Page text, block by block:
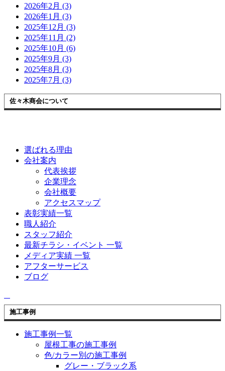
2026年2月 (3)
2026年1月 (3)
2025年12月 (3)
2025年11月 (2)
2025年10月 (6)
2025年9月 (3)
2025年8月 (3)
2025年7月 (3)
佐々木商会について
選ばれる理由
会社案内
代表挨拶
企業理念
会社概要
アクセスマップ
表彰実績一覧
職人紹介
スタッフ紹介
最新チラシ・イベント 一覧
メディア実績 一覧
アフターサービス
ブログ
施工事例
施工事例一覧
屋根工事の施工事例
色/カラー別の施工事例
グレー・ブラック系